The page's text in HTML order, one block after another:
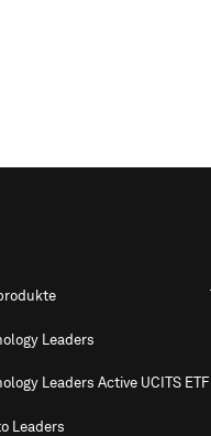
Leaders
Leaders Active UCITS ETF
Leaders